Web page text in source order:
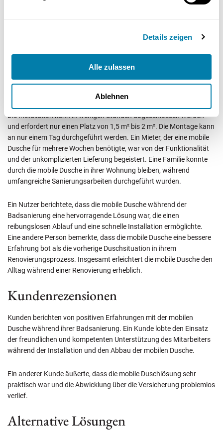
Details zeigen
Alle zulassen
Ablehnen
Installation und Nutzung
handwerklichen Fähigkeiten, ein einfaches handwerkliches
als auch für Abwasser. Ein Stromanschluss ist ebenfalls
erforderlich, um die Pumpe und eventuell einen Boiler zur
Warmwasserbereitung zu betreiben.
Die Installation kann in wenigen Stunden abgeschlossen werden
und erfordert nur einen Platz von 1,5 m² bis 2 m². Die Montage kann
an nur einem Tag durchgeführt werden. Ein Mieter, der eine mobile
Dusche für mehrere Wochen benötigte, war von der Funktionalität
und der unkomplizierten Lieferung begeistert. Eine Familie konnte
durch die mobile Dusche in ihrer Wohnung bleiben, während
umfangreiche Sanierungsarbeiten durchgeführt wurden.
Ein Nutzer berichtete, dass die mobile Dusche während der
Badsanierung eine hervorragende Lösung war, die einen
reibungslosen Ablauf und eine schnelle Installation ermöglichte.
Eine andere Person bemerkte, dass die mobile Dusche eine bessere
Erfahrung bot als die vorherige Duschsituation in ihrem
Renovierungsprozess. Insgesamt erleichtert die mobile Dusche den
Alltag während einer Renovierung erheblich.
Kundenrezensionen
Kunden berichten von positiven Erfahrungen mit der mobilen
Dusche während ihrer Badsanierung. Ein Kunde lobte den Einsatz
der freundlichen und kompetenten Unterstützung des Mitarbeiters
während der Installation und den Abbau der mobilen Dusche.
Ein anderer Kunde äußerte, dass die mobile Duschlösung sehr
praktisch war und die Abwicklung über die Versicherung problemlos
verlief.
Alternative Lösungen